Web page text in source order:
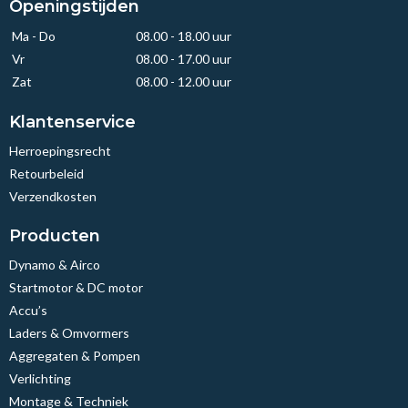
1395
Hatchback
AUDI A1 Sportback (8XA, 8XF) 1.6 TDI
11.2011 - 04.2015
66
90
1598
Hatchback
AUDI A1 Sportback (8XA, 8XF) 1.6 TDI
11.2011 - 04.2015
77
5N0820803G
Volkswagen
5N0820803H
Volkswagen
5Q0820803Q
ACP634
Lucas
DCP02050
Denso
PXC148422P
Openingstijden
Ma - Do
08.00 - 18.00 uur
Vr
08.00 - 17.00 uur
Zat
08.00 - 12.00 uur
Klantenservice
Herroepingsrecht
Retourbeleid
Verzendkosten
Producten
Dynamo & Airco
Startmotor & DC motor
Accu’s
Laders & Omvormers
Aggregaten & Pompen
Verlichting
Montage & Techniek